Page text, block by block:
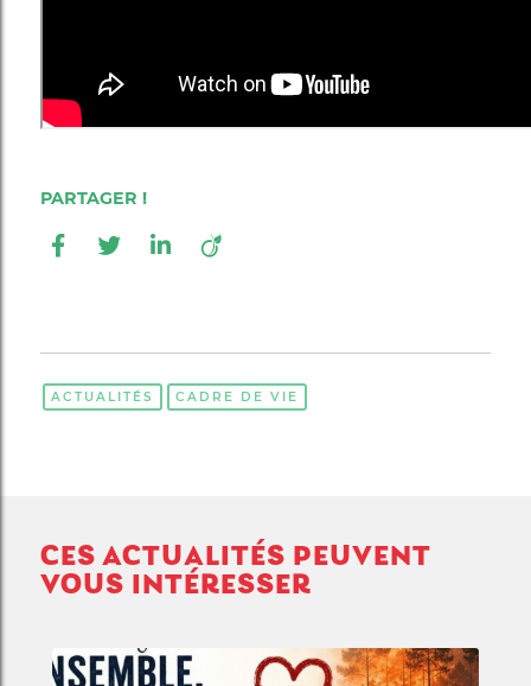
ACTUALITÉS CADRE DE VIE
CES ACTUALITÉS PEUVENT
VOUS INTÉRESSER